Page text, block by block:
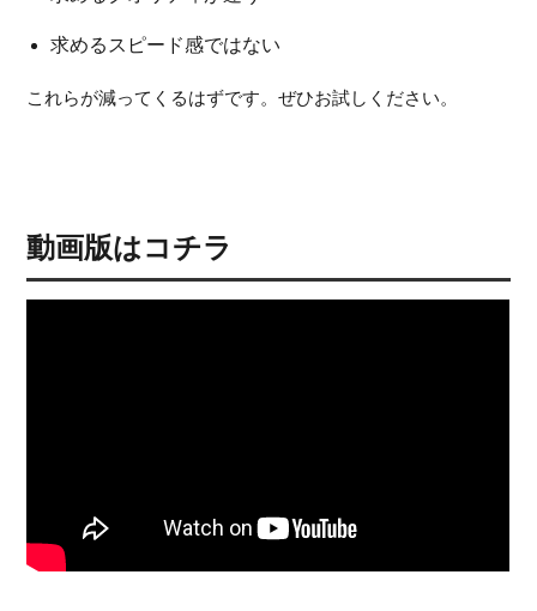
求めるスピード感ではない
これらが減ってくるはずです。ぜひお試しください。
動画版はコチラ